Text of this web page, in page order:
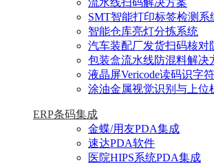
SMT智能打印标签检测系
智能仓库亮灯分拣系统
汽车装配厂发货扫码核对
包装盒流水线防混料解决
液晶屏Vericode读码识字
涂油金属视觉识别与上位
ERP条码集成
金蝶/用友PDA集成
速达PDA软件
医院HIPS系统PDA集成